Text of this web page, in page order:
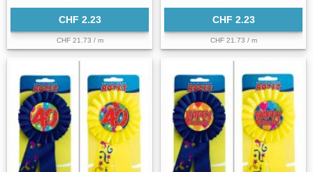
CHF 2.23
CHF 21.73 / m
CHF 2.23
CHF 21.73 / m